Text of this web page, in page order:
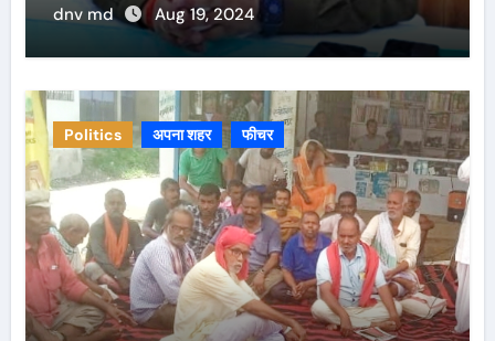
dnv md Aug 19, 2024
Politics अपना शहर फीचर